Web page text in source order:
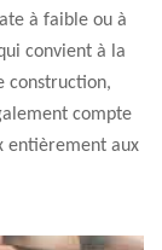
à faible ou à
convient à la
construction,
compte
entièrement aux